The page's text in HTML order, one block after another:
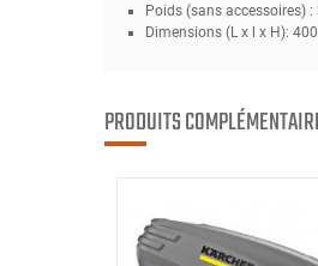
Poids (sans accessoires) :
Dimensions (L x l x H):
PRODUITS